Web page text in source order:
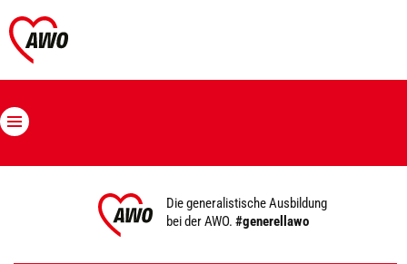
Die generalistische Ausbildung
bei der AWO.#generellawo